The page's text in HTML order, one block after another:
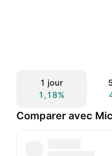
1 jour
1,18%
Comparer avec